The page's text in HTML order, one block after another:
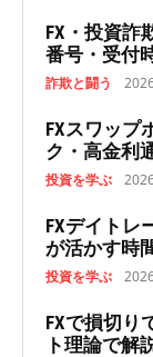
FX・投資詐
番号・受付
詐欺と闘う
FXスワップ
ク・高金利
投資を学ぶ
FXデイトレ
が活かす時
投資を学ぶ
FXで損切り
ト理論で解